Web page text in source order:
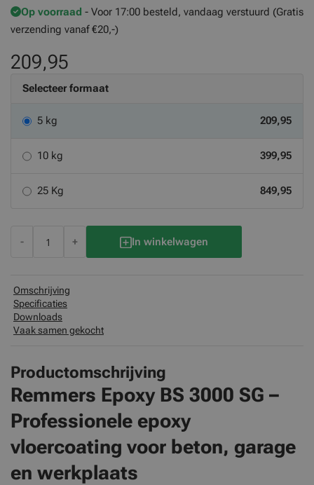
Op voorraad - Voor 17:00 besteld, vandaag verstuurd (Gratis
verzending vanaf €20,-)
209,95
Selecteer formaat
5 kg 209,95
10 kg 399,95
25 Kg 849,95
- + In winkelwagen
Omschrijving
Specificaties
Downloads
Vaak samen gekocht
Productomschrijving
Remmers Epoxy BS 3000 SG –
Professionele epoxy
vloercoating voor beton, garage
en werkplaats